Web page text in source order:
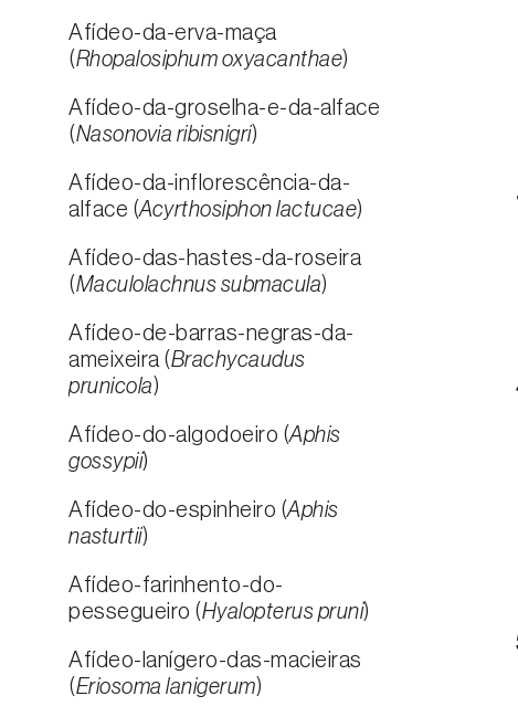
Afídeo-da-erva-maça
(Rhopalosiphum oxyacanthae)
Afídeo-da-groselha-e-da-alface
(Nasonovia ribisnigri)
Afídeo-da-inflorescência-da-
alface (Acyrthosiphon lactucae)
Afídeo-das-hastes-da-roseira
(Maculolachnus submacula)
Afídeo-de-barras-negras-da-
ameixeira (Brachycaudus
prunicola)
Afídeo-do-algodoeiro (Aphis
gossypii)
Afídeo-do-espinheiro (Aphis
nasturtii)
Afídeo-farinhento-do-
pessegueiro (Hyalopterus pruni)
Afídeo-lanígero-das-macieiras
(Eriosoma lanigerum)